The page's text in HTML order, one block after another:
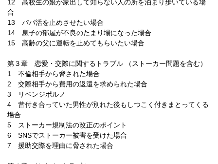
12 高校生の娘が家出して知らない人の所を泊まり歩いている場
合
13 パパ活を止めさせたい場合
14 息子の部屋が不良のたまり場になった場合
15 高齢の父に運転を止めてもらいたい場合
第３章 恋愛・交際に関するトラブル （ストーカー問題を含む）
1 不倫相手から脅された場合
2 交際相手から費用の返還を求められた場合
3 リベンジポルノ
4 昔付き合っていた男性が別れた後もしつこく付きまとってくる
場合
5 ストーカー規制法の改正のポイント
6 SNSでストーカー被害を受けた場合
7 援助交際を理由に脅された場合